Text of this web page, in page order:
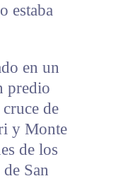
estaba
en un
predio
de
y Monte
de los
San